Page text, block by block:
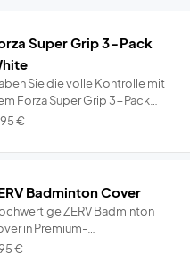
Super Grip 3-Pack
Sie die volle Kontrolle mit
Forza Super Grip 3-Pack
€
Badminton Cover
ZERV Badminton
in Premium-
für...
€